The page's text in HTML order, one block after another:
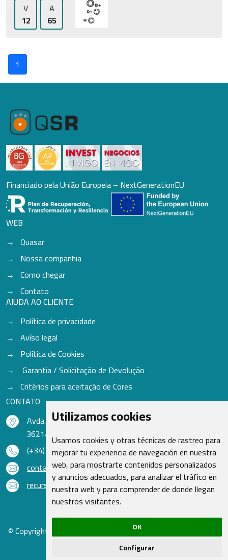
Utilizamos cookies
Usamos cookies y otras técnicas de rastreo para
mejorar tu experiencia de navegación en nuestra
web, para mostrarte contenidos personalizados
y anuncios adecuados, para analizar el tráfico en
nuestra web y para comprender de donde llegan
nuestros visitantes.
OK
Configurar
V
12
A
65
1
Financiado pela União Europeia – NextGenerationEU
WEB
Quasar
Nossa companhia
Como chegar
Contato
AJUDA AO CLIENTE
Política de privacidade
Avíso legal
Política de Cookies
Garantia / Solicitação de Devolução
Critérios para aceitação de Cores
CONTATO
Avda. do Freixo - Sardoma, 13
36214 Vigo - Pontevedra - Espanha
(+34) 986 48 16 33
contacto@qsr.es
recursoshumanos@qsr.es
© Copyright 2026 - Recambios Quasar S.L. | Todos os direitos
reservados